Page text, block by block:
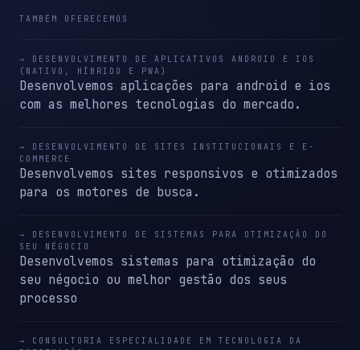
TAMBÉM OFERECEMOS
→ DESENVOLVIMENTO DE APLICATIVOS ANDROID E IOS
(NATIVO, HÍBRIDO E PWA)
Desenvolvemos aplicações para android e ios
com as melhores tecnologias do mercado.
→ DESENVOLVIMENTO DE SITES INSTITUCIONAIS E E-
COMMERCE
Desenvolvemos sites responsivos e otimizados
para os motores de busca.
→ DESENVOLVIMENTO DE SISTEMAS PARA OTIMIZAÇÃO DO
SEU NÉGOCIO
Desenvolvemos sistemas para otimização do
seu négocio ou melhor gestão dos seus
processo
→ CONSULTORIA ESPECIALIDADE EM TECNOLOGIA DA